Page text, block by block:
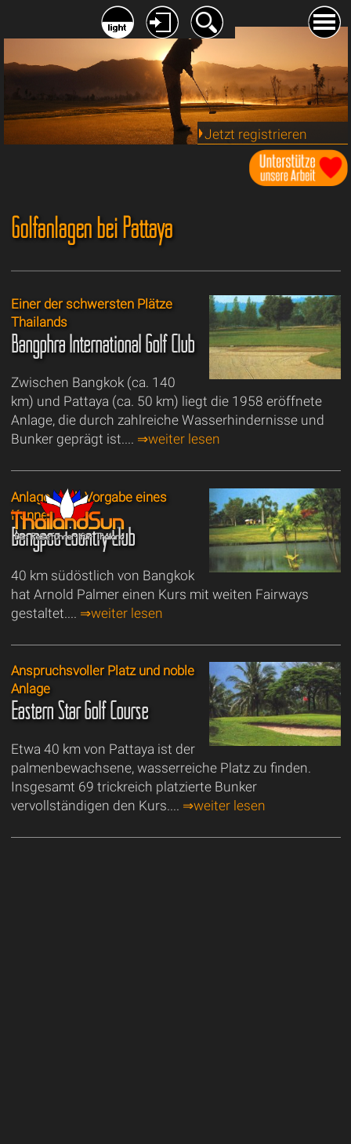
Jetzt registrieren
Golfanlagen bei Pattaya
Einer der schwersten Plätze
Thailands
Bangphra International Golf Club
Zwischen Bangkok (ca. 140
km) und Pattaya (ca. 50 km) liegt die 1958 eröffnete
Anlage, die durch zahlreiche Wasserhindernisse und
Bunker geprägt ist.... ⇒weiter lesen
Anlage nach Vorgabe eines
Kenners
Bangpoo Country Club
40 km südöstlich von Bangkok
hat Arnold Palmer einen Kurs mit weiten Fairways
gestaltet.... ⇒weiter lesen
Anspruchsvoller Platz und noble
Anlage
Eastern Star Golf Course
Etwa 40 km von Pattaya ist der
palmenbewachsene, wasserreiche Platz zu finden.
Insgesamt 69 trickreich platzierte Bunker
vervollständigen den Kurs.... ⇒weiter lesen